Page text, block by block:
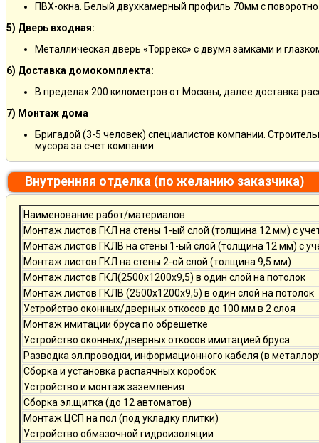
ПВХ-окна. Белый двухкамерный профиль 70мм с
5) Дверь входная:
Металлическая дверь «Торрекс» с двумя замками и
6) Доставка домокомплекта:
В пределах 200 километров от Москвы, далее доставка
7) Монтаж дома
Бригадой (3-5 человек) специалистов компании.
мусора за счет компании.
Внутренняя отделка (по желанию заказчика)
Наименование работ/материалов
Монтаж листов ГКЛ на стены 1-ый слой (толщина 12 мм) с
Монтаж листов ГКЛВ на стены 1-ый слой (толщина 12 мм) с
Монтаж листов ГКЛ на стены 2-ой слой (толщина 9,5 мм)
Монтаж листов ГКЛ(2500х1200х9,5) в один слой на потолок
Монтаж листов ГКЛВ (2500х1200х9,5) в один слой на потолок
Устройство оконных/дверных откосов до 100 мм в 2 слоя
Монтаж имитации бруса по обрешетке
Устройство оконных/дверных откосов имитацией бруса
Разводка эл.проводки, информационного кабеля (в
Сборка и установка распаячных коробок
Устройство и монтаж заземления
Сборка эл.щитка (до 12 автоматов)
Монтаж ЦСП на пол (под укладку плитки)
Устройство обмазочной гидроизоляции